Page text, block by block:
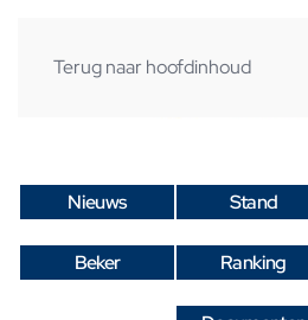
Terug naar hoofdinhoud
Nieuws Stand
Beker Ranking